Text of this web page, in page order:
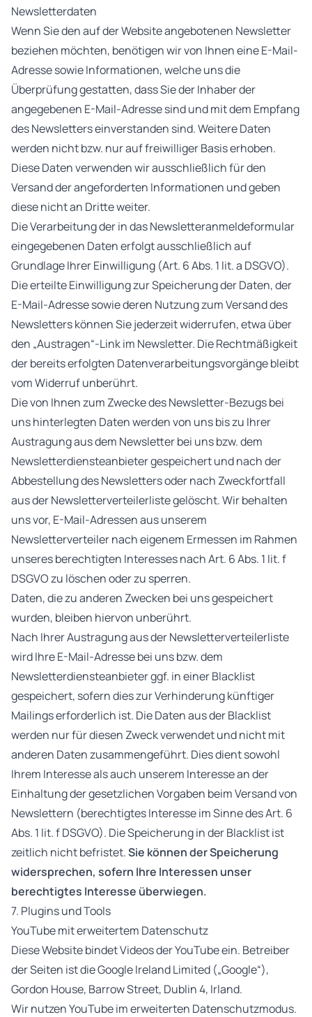
Newsletterdaten
Wenn Sie den auf der Website angebotenen Newsletter
beziehen möchten, benötigen wir von Ihnen eine E-Mail-
Adresse sowie Informationen, welche uns die
Überprüfung gestatten, dass Sie der Inhaber der
angegebenen E-Mail-Adresse sind und mit dem Empfang
des Newsletters einverstanden sind. Weitere Daten
werden nicht bzw. nur auf freiwilliger Basis erhoben.
Diese Daten verwenden wir ausschließlich für den
Versand der angeforderten Informationen und geben
diese nicht an Dritte weiter.
Die Verarbeitung der in das Newsletteranmeldeformular
eingegebenen Daten erfolgt ausschließlich auf
Grundlage Ihrer Einwilligung (Art. 6 Abs. 1 lit. a DSGVO).
Die erteilte Einwilligung zur Speicherung der Daten, der
E-Mail-Adresse sowie deren Nutzung zum Versand des
Newsletters können Sie jederzeit widerrufen, etwa über
den „Austragen“-Link im Newsletter. Die Rechtmäßigkeit
der bereits erfolgten Datenverarbeitungsvorgänge bleibt
vom Widerruf unberührt.
Die von Ihnen zum Zwecke des Newsletter-Bezugs bei
uns hinterlegten Daten werden von uns bis zu Ihrer
Austragung aus dem Newsletter bei uns bzw. dem
Newsletterdiensteanbieter gespeichert und nach der
Abbestellung des Newsletters oder nach Zweckfortfall
aus der Newsletterverteilerliste gelöscht. Wir behalten
uns vor, E-Mail-Adressen aus unserem
Newsletterverteiler nach eigenem Ermessen im Rahmen
unseres berechtigten Interesses nach Art. 6 Abs. 1 lit. f
DSGVO zu löschen oder zu sperren.
Daten, die zu anderen Zwecken bei uns gespeichert
wurden, bleiben hiervon unberührt.
Nach Ihrer Austragung aus der Newsletterverteilerliste
wird Ihre E-Mail-Adresse bei uns bzw. dem
Newsletterdiensteanbieter ggf. in einer Blacklist
gespeichert, sofern dies zur Verhinderung künftiger
Mailings erforderlich ist. Die Daten aus der Blacklist
werden nur für diesen Zweck verwendet und nicht mit
anderen Daten zusammengeführt. Dies dient sowohl
Ihrem Interesse als auch unserem Interesse an der
Einhaltung der gesetzlichen Vorgaben beim Versand von
Newslettern (berechtigtes Interesse im Sinne des Art. 6
Abs. 1 lit. f DSGVO). Die Speicherung in der Blacklist ist
zeitlich nicht befristet.Sie können der Speicherung
widersprechen, sofern Ihre Interessen unser
berechtigtes Interesse überwiegen.
7. Plugins und Tools
YouTube mit erweitertem Datenschutz
Diese Website bindet Videos der YouTube ein. Betreiber
der Seiten ist die Google Ireland Limited („Google“),
Gordon House, Barrow Street, Dublin 4, Irland.
Wir nutzen YouTube im erweiterten Datenschutzmodus.